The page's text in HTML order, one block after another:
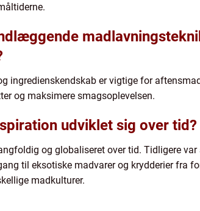
ingredienskendskab er vigtige for
og maksimere smagsoplevelsen.
udviklet sig over tid?
og globaliseret over tid. Tidligere
til eksotiske madvarer og krydderier fra
madkulturer.